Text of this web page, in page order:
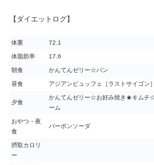
【ダイエットログ】
体重 72.1
体脂肪率 17.6
朝食 かんてんゼリー☆パン
昼食 アジアンビュッフェ［ラストサイゴン］
夕食
かんてんゼリー☆お好み焼き★キムチ
ーム
おやつ・夜
食
バーボンソーダ
摂取カロリ
ー